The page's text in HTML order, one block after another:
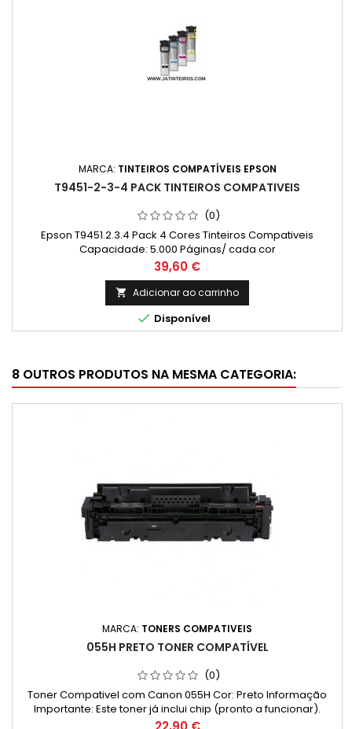
MARCA: TINTEIROS COMPATÍVEIS EPSON
T9451-2-3-4 PACK TINTEIROS COMPATIVEIS
(0)
Epson T9451.2.3.4 Pack 4 Cores Tinteiros Compativeis
Capacidade: 5.000 Páginas/ cada cor
Preço
39,60 €
 Adicionar ao carrinho
 Disponível
8 OUTROS PRODUTOS NA MESMA CATEGORIA:
MARCA: TONERS COMPATIVEIS
055H PRETO TONER COMPATÍVEL
(0)
Toner Compativel com Canon 055H Cor: Preto Informação
Importante: Este toner já inclui chip (pronto a funcionar).
Rendimento Médio: 7600 Páginas* *(Média com base na
Preço